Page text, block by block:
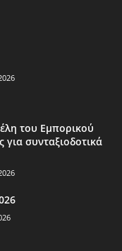
του Εμπορικού
συνταξιοδοτικά